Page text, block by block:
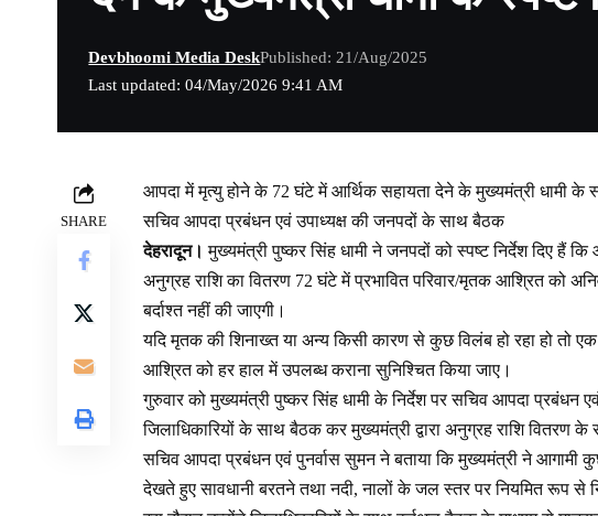
Last updated: 04/May/2026 9:41 AM
Devbhoomi Media DeskPublished: 21/Aug/2025
SHARE
आपदा में मृत्यु होने के 72 घंटे में आर्थिक सहायता देने के मुख्यमंत्री धामी के
सचिव आपदा प्रबंधन एवं उपाध्यक्ष की जनपदों के साथ बैठक
देहरादून। मुख्यमंत्री पुष्कर सिंह धामी ने जनपदों को स्पष्ट निर्देश दिए हैं
अनुग्रह राशि का वितरण 72 घंटे में प्रभावित परिवार/मृतक आश्रित को
बर्दाश्त नहीं की जाएगी।
यदि मृतक की शिनाख्त या अन्य किसी कारण से कुछ विलंब हो रहा हो तो
आश्रित को हर हाल में उपलब्ध कराना सुनिश्चित किया जाए।
गुरुवार को मुख्यमंत्री पुष्कर सिंह धामी के निर्देश पर सचिव आपदा प्रबंधन
जिलाधिकारियों के साथ बैठक कर मुख्यमंत्री द्वारा अनुग्रह राशि वितरण के
सचिव आपदा प्रबंधन एवं पुनर्वास सुमन ने बताया कि मुख्यमंत्री ने आगामी कुछ
देखते हुए सावधानी बरतने तथा नदी, नालों के जल स्तर पर नियमित रूप से